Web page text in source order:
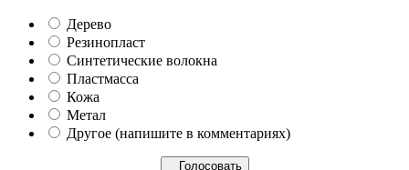
Дерево
Резинопласт
Синтетические волокна
Пластмасса
Кожа
Метал
Другое (напишите в комментариях)